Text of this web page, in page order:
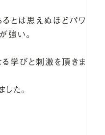
とは思えぬほどパワ
強い。
学びと刺激を頂きま
た。